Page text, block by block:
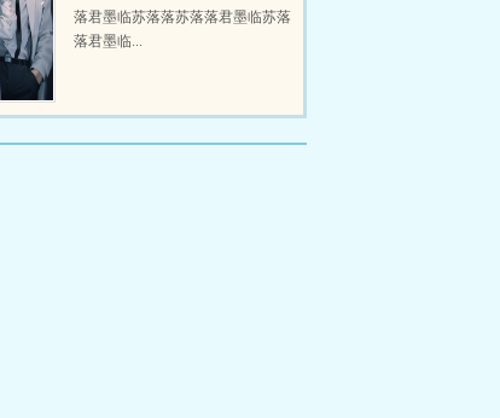
落君墨临苏落落苏落落君墨临苏落
落君墨临...